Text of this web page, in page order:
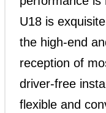
U18 is
the high-end
reception of
driver-free
flexible and